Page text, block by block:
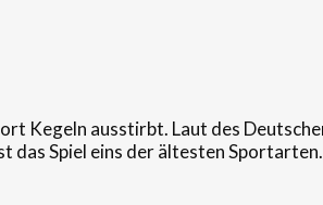
Kegeln ausstirbt. Laut des
Spiel eins der ältesten